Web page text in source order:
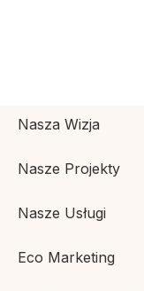
Nasza Wizja
Nasze Projekty
Nasze Usługi
Eco Marketing